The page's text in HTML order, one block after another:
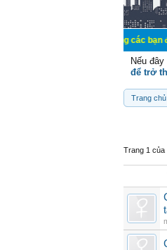
Chào mừng các bạn đến với
Nếu
để trở
Trang chủ
Trang 1 của